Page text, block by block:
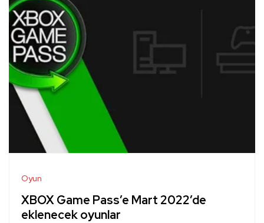
Oyun
XBOX Game Pass’e Mart 2022’de
eklenecek oyunlar